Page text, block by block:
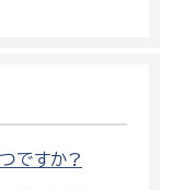
ですか?